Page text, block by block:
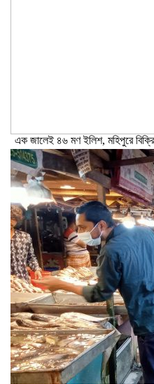
এক জালেই ৪৬ মণ ইলিশ, মহিপুরে